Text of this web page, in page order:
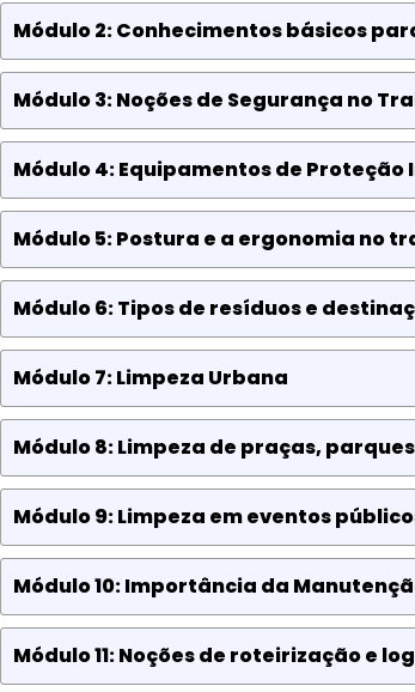
Módulo 2: Conhecimentos básicos
Módulo 3: Noções de Segurança no
Módulo 4: Equipamentos de Proteção
Módulo 5: Postura e a ergonomia no
Módulo 6: Tipos de resíduos e
Módulo 7: Limpeza Urbana
Módulo 8: Limpeza de praças,
Módulo 9: Limpeza em eventos
Módulo 10: Importância da
Módulo 11: Noções de roteirização e